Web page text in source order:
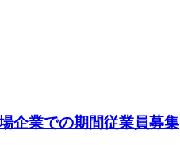
企業での期間従業員募集